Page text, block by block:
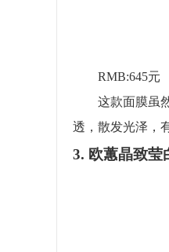
RMB:645元
这款面膜虽然
透，散发光泽，
3. 欧蕙晶致莹